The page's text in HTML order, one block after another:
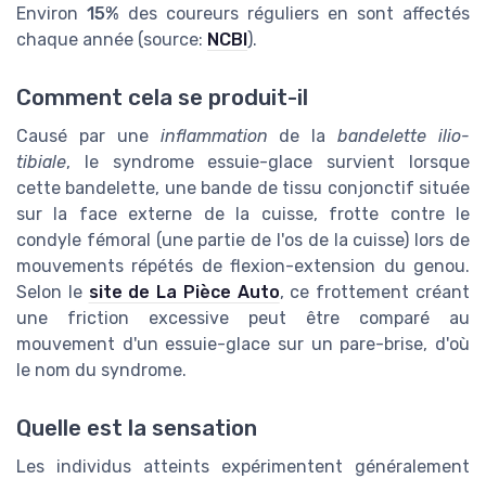
Environ 15% des coureurs réguliers en sont affectés
chaque année (source: NCBI).
Comment cela se produit-il
Causé par une inflammation de labandelette ilio-
tibiale, le syndrome essuie-glace survient lorsque
cette bandelette, une bande de tissu conjonctif située
sur la face externe de la cuisse, frotte contre le
condyle fémoral (une partie de l'os de la cuisse) lors de
mouvements répétés de flexion-extension du genou.
Selon le site de La Pièce Auto, ce frottement créant
une friction excessive peut être comparé au
mouvement d'un essuie-glace sur un pare-brise, d'où
le nom du syndrome.
Quelle est la sensation
Les individus atteints expérimentent généralement